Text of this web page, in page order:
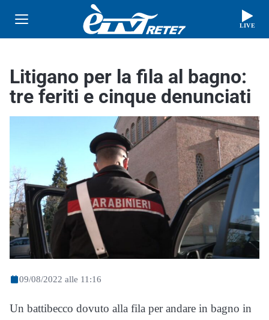
LIVE
Litigano per la fila al bagno:
tre feriti e cinque denunciati
09/08/2022 alle 11:16
Un battibecco dovuto alla fila per andare in bagno in